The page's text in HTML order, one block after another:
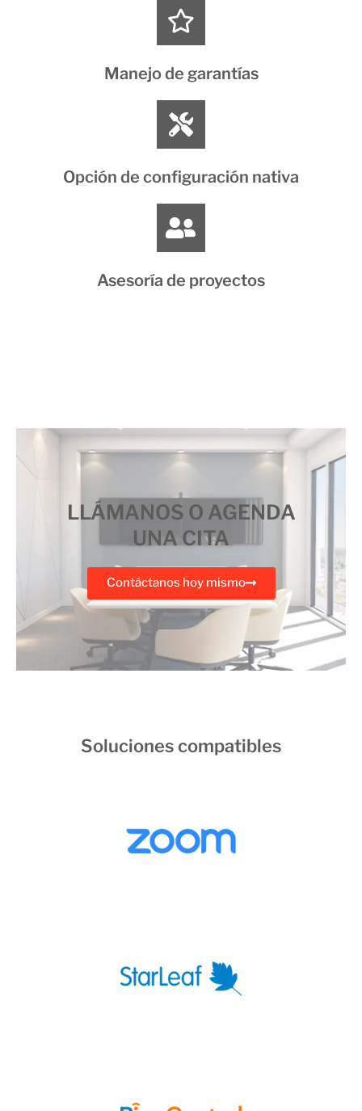
Manejo de garantías
Opción de configuración nativa
Asesoría de proyectos
LLÁMANOS O AGENDA
UNA CITA
Contáctanos hoy mismo
Soluciones compatibles